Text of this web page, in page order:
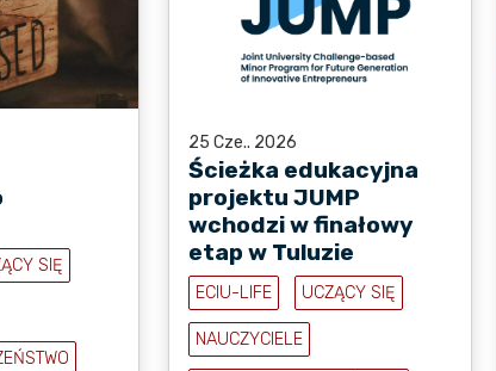
SIĘ
25 Cze.. 2026
Ścieżka edukacyjna
projektu JUMP
wchodzi w finałowy
etap w Tuluzie
ECIU-LIFE UCZĄCY SIĘ
NAUCZYCIELE